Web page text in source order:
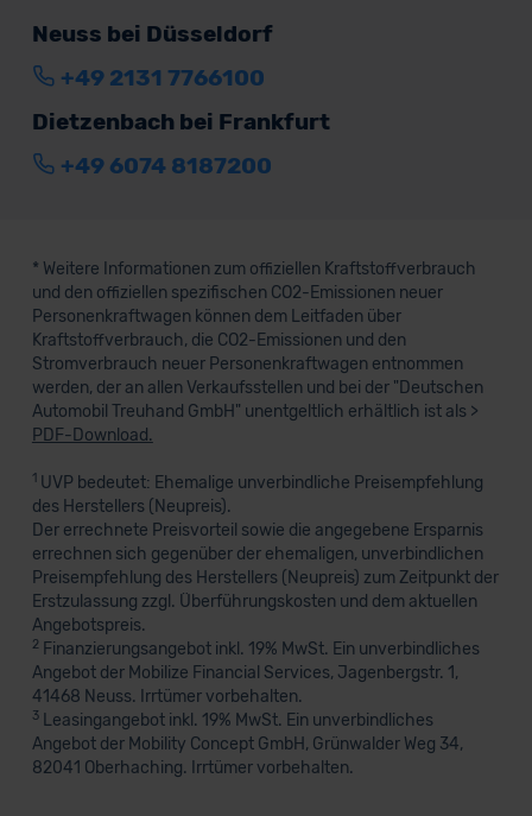
Neuss bei Düsseldorf
+49 2131 7766100
Dietzenbach bei Frankfurt
+49 6074 8187200
* Weitere Informationen zum offiziellen Kraftstoffverbrauch
und den offiziellen spezifischen CO2-Emissionen neuer
Personenkraftwagen können dem Leitfaden über
Kraftstoffverbrauch, die CO2-Emissionen und den
Stromverbrauch neuer Personenkraftwagen entnommen
werden, der an allen Verkaufsstellen und bei der "Deutschen
Automobil Treuhand GmbH" unentgeltlich erhältlich ist als >
PDF-Download.
1UVP bedeutet: Ehemalige unverbindliche Preisempfehlung
des Herstellers (Neupreis).
Der errechnete Preisvorteil sowie die angegebene Ersparnis
errechnen sich gegenüber der ehemaligen, unverbindlichen
Preisempfehlung des Herstellers (Neupreis) zum Zeitpunkt der
Erstzulassung zzgl. Überführungskosten und dem aktuellen
Angebotspreis.
2 Finanzierungsangebot inkl. 19% MwSt. Ein unverbindliches
Angebot der Mobilize Financial Services, Jagenbergstr. 1,
41468 Neuss. Irrtümer vorbehalten.
3Leasingangebot inkl. 19% MwSt. Ein unverbindliches
Angebot der Mobility Concept GmbH, Grünwalder Weg 34,
82041 Oberhaching. Irrtümer vorbehalten.